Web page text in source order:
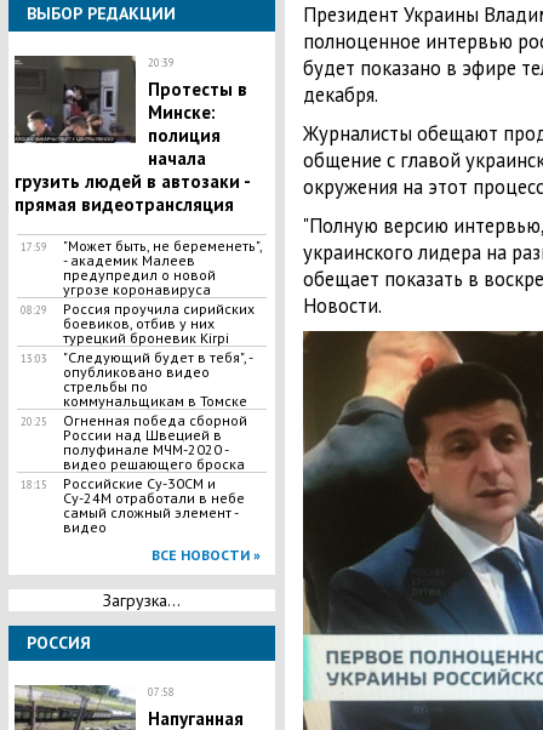
ВЫБОР РЕДАКЦИИ
20:39
Протесты в
Минске:
полиция
начала
грузить людей в автозаки -
прямая видеотрансляция
17:59
"Может быть, не беременеть",
- академик Малеев
предупредил о новой
угрозе коронавируса
08:29
Россия проучила сирийских
боевиков, отбив у них
турецкий броневик Kirpi
13:03
"Следующий будет в тебя", -
опубликовано видео
стрельбы по
коммунальщикам в Томске
20:25
Огненная победа сборной
России над Швецией в
полуфинале МЧМ-2020 -
видео решающего броска
18:15
Российские Су-30СМ и
Су-24М отработали в небе
самый сложный элемент -
видео
ВСЕ НОВОСТИ »
Загрузка...
РОССИЯ
07:58
​Напуганная
Президент Украины
полноценное интервью
будет показано в эфире
декабря.
Журналисты обещают
общение с главой
окружения на этот
"Полную версию
украинского лидера на
обещает показать в
Новости.